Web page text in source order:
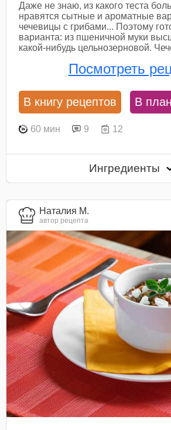
Даже не знаю, из какого теста
нравятся сытные и ароматные
чечевицы с грибами... Поэтому
варианта: из пшеничной муки
какой-нибудь цельнозерновой.
Посмотреть
В книгу рецептов В
60 мин 9 12
Ингредиенты
Наталия М.
автор рецепта